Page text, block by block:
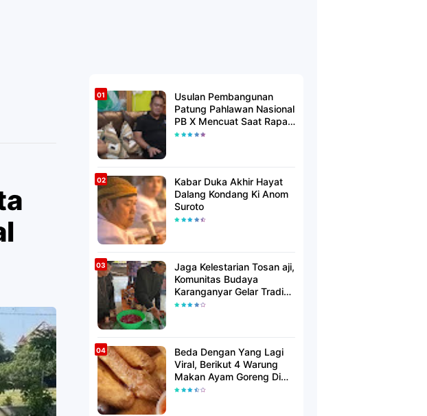
Usulan Pembangunan
Patung Pahlawan Nasional
PB X Mencuat Saat Rapat
Kerja Pengurus Harian
Kabar Duka Akhir Hayat
Dalang Kondang Ki Anom
Suroto
Jaga Kelestarian Tosan aji,
Komunitas Budaya
Karanganyar Gelar Tradisi
Jamasan Saat Wuku
Beda Dengan Yang Lagi
Viral, Berikut 4 Warung
Makan Ayam Goreng Di
Solo Yang Wajib Anda